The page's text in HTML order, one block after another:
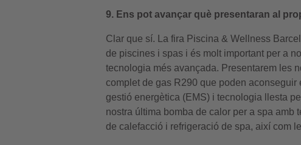
9. Ens pot avançar què presentaran al
Clar que sí. La fira Piscina & Wellness
de piscines i spas i és molt important per a
tecnologia més avançada. Presentarem les
complet de gas R290 que poden aconseguir
gestió energètica (EMS) i tecnologia llesta
nostra última bomba de calor per a spa amb
de calefacció i refrigeració de spa, així com